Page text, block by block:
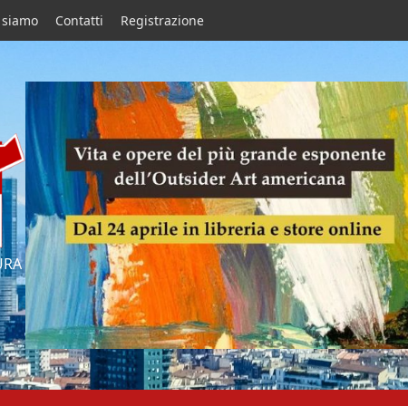
Contatti Registrazione